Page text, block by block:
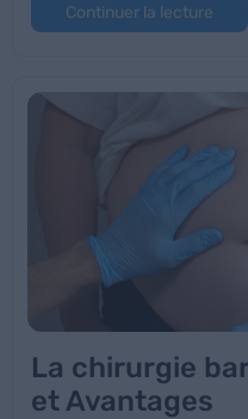
Continuer la lecture
La chirurgie
et Avantages